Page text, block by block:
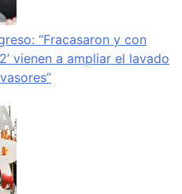
“Fracasaron y con
vienen a ampliar el lavado